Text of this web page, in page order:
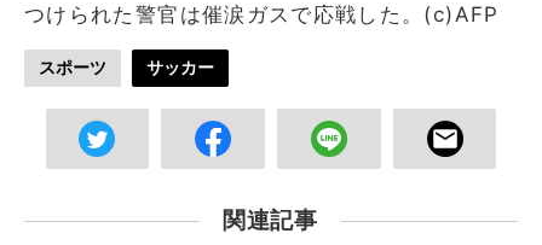
つけられた警官は催涙ガスで応戦した。(c)AFP
スポーツ サッカー
関連記事